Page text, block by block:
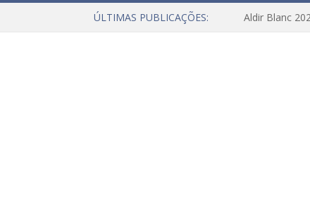
ÚLTIMAS PUBLICAÇÕES: Aldir Blanc